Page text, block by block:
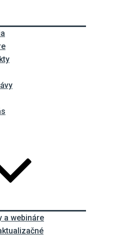
a webináre